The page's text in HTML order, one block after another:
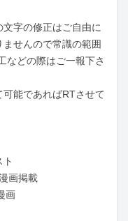
字の修正はご自由に
せんので常識の範囲
などの際はご一報下さ
能であればRTさせて
画掲載
画